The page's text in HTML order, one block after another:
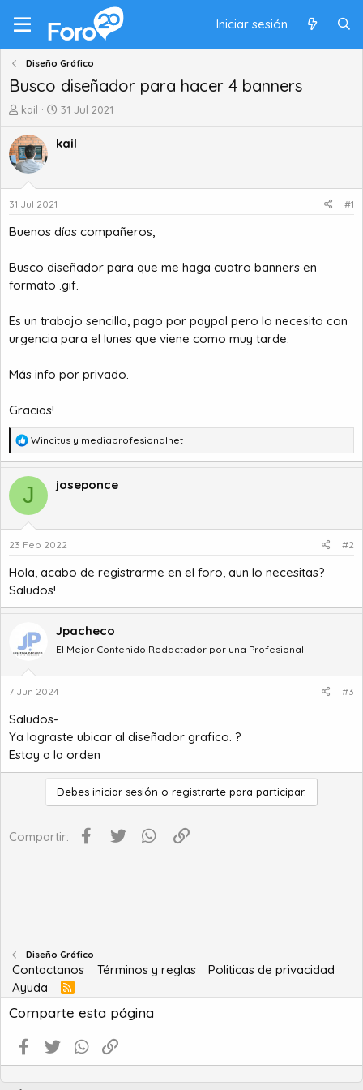
Iniciar sesión
Diseño Gráfico
Busco diseñador para hacer 4 banners
A
t
o
r
d
e
e
a
kail
F
c
d
n
c
o
31 Jul 2021
kail
31 Jul 2021 #1
Buenos días compañeros,
Busco diseñador para que me haga cuatro banners en
formato .gif.
Es un trabajo sencillo, pago por paypal pero lo necesito con
urgencia para el lunes que viene como muy tarde.
Más info por privado.
Gracias!
R
e
c
i
o
n
s
Wincitus y mediaprofesionalnet
J joseponce
23 Feb 2022 #2
Hola, acabo de registrarme en el foro, aun lo necesitas?
Saludos!
Jpacheco
El Mejor Contenido Redactador por una Profesional
7 Jun 2024 #3
Saludos-
Ya lograste ubicar al diseñador grafico. ?
Estoy a la orden
Debes iniciar sesión o registrarte para participar.
Compartir: Facebook
Twitter WhatsApp
Diseño Gráfico
Contactanos Términos y reglas
Politicas de privacidad
Ayuda
R
S
S
Comparte esta página
Facebook
Twitter WhatsApp